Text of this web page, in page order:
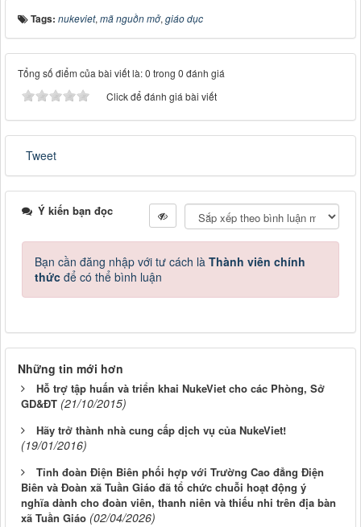
Tags: nukeviet, mã nguồn mở, giáo dục
Tổng số điểm của bài viết là: 0 trong 0 đánh giá
Click để đánh giá bài viết
Tweet
Ý kiến bạn đọc
Bạn cần đăng nhập với tư cách là Thành viên chính
thức để có thể bình luận
Những tin mới hơn
Hỗ trợ tập huấn và triển khai NukeViet cho các Phòng, Sở
GD&ĐT (21/10/2015)
Hãy trở thành nhà cung cấp dịch vụ của NukeViet!
(19/01/2016)
Tỉnh đoàn Điện Biên phối hợp với Trường Cao đẳng Điện
Biên và Đoàn xã Tuần Giáo đã tổ chức chuỗi hoạt động ý
nghĩa dành cho đoàn viên, thanh niên và thiếu nhi trên địa bàn
xã Tuần Giáo (02/04/2026)